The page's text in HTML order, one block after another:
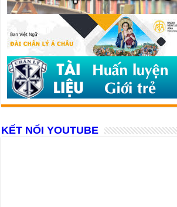
KẾT NỐI YOUTUBE